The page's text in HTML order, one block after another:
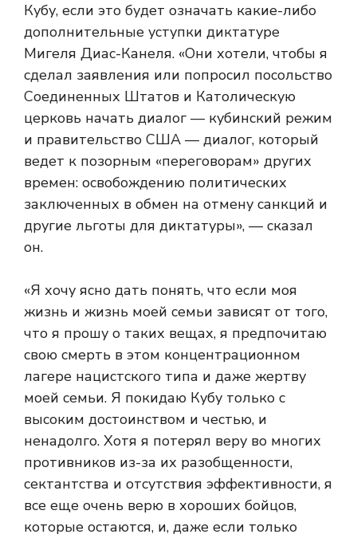
Кубу, если это будет означать какие-либо
дополнительные уступки диктатуре
Мигеля Диас-Канеля. «Они хотели, чтобы я
сделал заявления или попросил посольство
Соединенных Штатов и Католическую
церковь начать диалог — кубинский режим
и правительство США — диалог, который
ведет к позорным «переговорам» других
времен: освобождению политических
заключенных в обмен на отмену санкций и
другие льготы для диктатуры», — сказал
он.
«Я хочу ясно дать понять, что если моя
жизнь и жизнь моей семьи зависят от того,
что я прошу о таких вещах, я предпочитаю
свою смерть в этом концентрационном
лагере нацистского типа и даже жертву
моей семьи. Я покидаю Кубу только с
высоким достоинством и честью, и
ненадолго. Хотя я потерял веру во многих
противников из-за их разобщенности,
сектантства и отсутствия эффективности, я
все еще очень верю в хороших бойцов,
которые остаются, и, даже если только